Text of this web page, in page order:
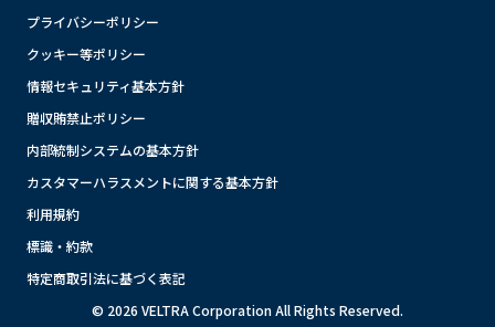
プライバシーポリシー
クッキー等ポリシー
情報セキュリティ基本方針
贈収賄禁止ポリシー
内部統制システムの基本方針
カスタマーハラスメントに関する基本方針
利用規約
標識・約款
特定商取引法に基づく表記
© 2026 VELTRA Corporation All Rights Reserved.